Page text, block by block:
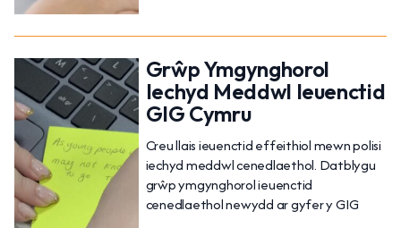
Grŵp Ymgynghorol
Iechyd Meddwl Ieuenctid
GIG Cymru
Creu llais ieuenctid effeithiol mewn polisi
iechyd meddwl cenedlaethol. Datblygu
grŵp ymgynghorol ieuenctid
cenedlaethol newydd ar gyfer y GIG